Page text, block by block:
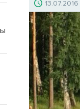
13.07.2016